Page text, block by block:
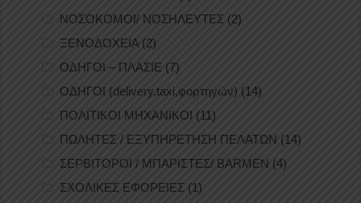
ΝΟΣΟΚΟΜΟΙ/ ΝΟΣΗΛΕΥΤΕΣ (2)
ΞΕΝΟΔΟΧΕΙΑ(2)
ΟΔΗΓΟΙ – ΠΛΑΣΙΕ (7)
ΟΔΗΓΟΙ (delivery,taxi,φορτηγών) (14)
ΠΟΛΙΤΙΚΟΙ ΜΗΧΑΝΙΚΟΙ (11)
ΠΩΛΗΤΕΣ / ΕΞΥΠΗΡΕΤΗΣΗ ΠΕΛΑΤΩΝ (14)
ΣΕΡΒΙΤΟΡΟΙ / ΜΠΑΡΙΣΤΕΣ/ BARMEN (4)
ΣΧΟΛΙΚΕΣ ΕΦΟΡΕΙΕΣ (1)